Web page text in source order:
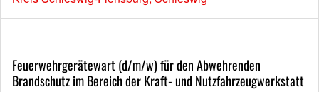
Feuerwehrgerätewart (d/m/w) für den Abwehrenden
Brandschutz im Bereich der Kraft- und Nutzfahrzeugwerkstatt